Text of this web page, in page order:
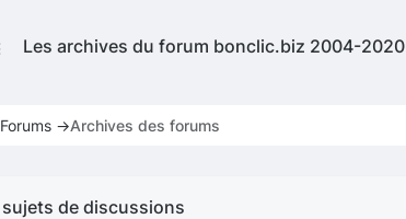
Les archives du forum bonclic.biz 2004-2020
Forums ->Archives des forums
sujets de discussions